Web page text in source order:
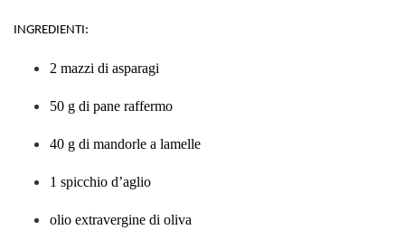
INGREDIENTI:
2 mazzi di asparagi
50 g di pane raffermo
40 g di mandorle a lamelle
1 spicchio d’aglio
olio extravergine di oliva